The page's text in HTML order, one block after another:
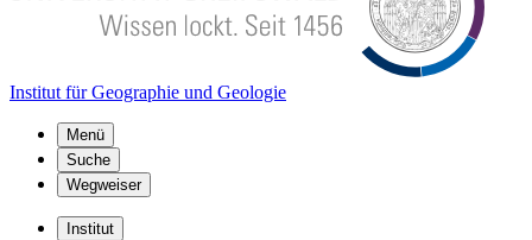
Institut für Geographie und Geologie
Menü
Suche
Wegweiser
Institut